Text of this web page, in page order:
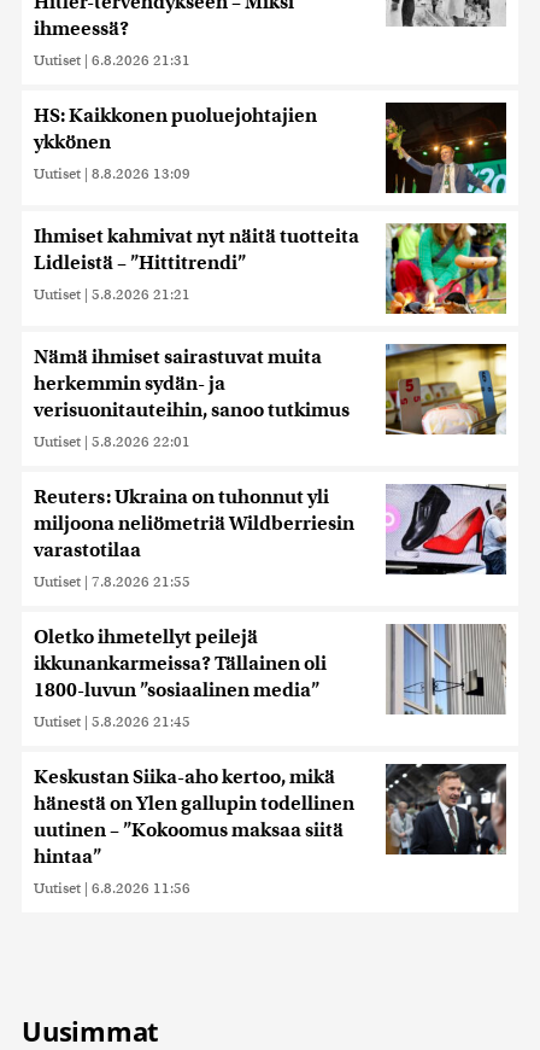
ihmeessä?
Uutiset | 6.8.2026 21:31
HS: Kaikkonen puoluejohtajien
ykkönen
Uutiset | 8.8.2026 13:09
Ihmiset kahmivat nyt näitä tuotteita
Lidleistä – ”Hittitrendi”
Uutiset | 5.8.2026 21:21
Nämä ihmiset sairastuvat muita
herkemmin sydän- ja
verisuonitauteihin, sanoo tutkimus
Uutiset | 5.8.2026 22:01
Reuters: Ukraina on tuhonnut yli
miljoona neliömetriä Wildberriesin
varastotilaa
Uutiset | 7.8.2026 21:55
Oletko ihmetellyt peilejä
ikkunankarmeissa? Tällainen oli
1800-luvun ”sosiaalinen media”
Uutiset | 5.8.2026 21:45
Keskustan Siika-aho kertoo, mikä
hänestä on Ylen gallupin todellinen
uutinen – ”Kokoomus maksaa siitä
hintaa”
Uutiset | 6.8.2026 11:56
Uusimmat